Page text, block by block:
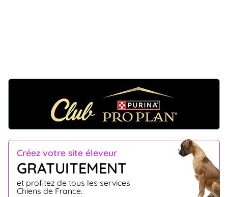
Créez votre site éleveur
GRATUITEMENT
et profitez de tous les services
Chiens de France.